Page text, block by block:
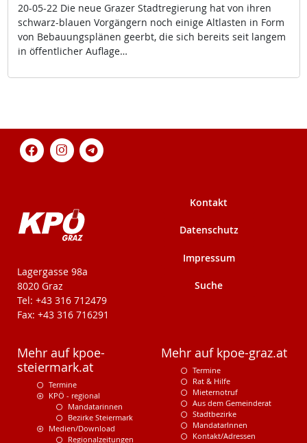
20-05-22 Die neue Gra­zer Stadt­re­gie­rung hat von ih­ren
schwarz-blau­en Vor­gän­gern noch ei­ni­ge Alt­las­ten in Form
von Be­bau­ungs­plä­nen ge­erbt, die sich be­reits seit lan­gem
in öf­f­ent­li­cher Aufla­ge…
KPÖ-Steiermark
Lagergasse 98a
8020 Graz
Tel: +43 316 712479
Fax: +43 316 716291
Kontakt
Datenschutz
Impressum
Suche
Mehr auf kpoe-
steiermark.at
Termine
KPÖ - regional
Mandatarinnen
Bezirke Steiermark
Medien/Download
Regionalzeitungen
Mehr auf kpoe-graz.at
Termine
Rat & Hilfe
Mieternotruf
Aus dem Gemeinderat
Stadtbezirke
MandatarInnen
Kontakt/Adressen